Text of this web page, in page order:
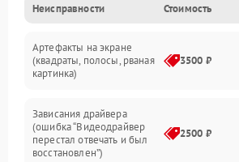
Перегрев и термопроблемы
Видео
Интерфейсные и коммуникационные
Неисправности Стоимость
Артефакты на экране
(квадраты, полосы, рваная
картинка)
3500 ₽
Зависания драйвера
(ошибка “Видеодрайвер
перестал отвечать и был
восстановлен”)
2500 ₽